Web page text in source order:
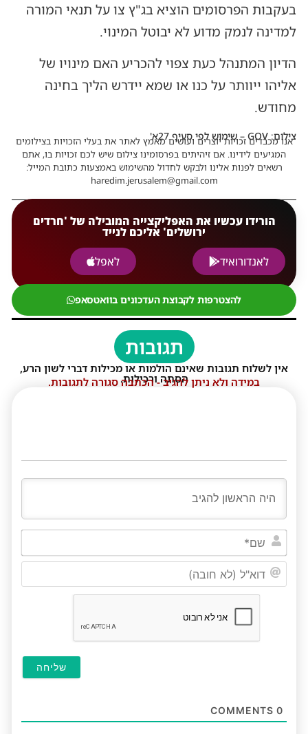
בעקבות הפרסומים הוציא בג"ץ צו על תנאי המורה
למדינה לנמק מדוע לא יבוטל המינוי.
הדיון המתנהל כעת צפוי להכריע האם מינויו של
אליהו ייוותר על כנו או שמא יידרש הליך בחינה
מחודש.
צילום: GOV – שימוש לפי סעיף 27א'
אנו מכבדים זכויות יוצרים ועושים מאמץ לאתר את בעלי הזכויות בצילומים
המגיעים לידינו. אם זיהיתים בפרסומינו צילום שיש לכם זכויות בו, אתם
רשאים לפנות אלינו ולבקש לחדול מהשימוש באמצעות כתובת המייל:
haredim.jerusalem@gmail.com
הורידו עכשיו את האפליקצייה המובילה של 'חרדים
ירושלים' אליכם לנייד
לאנדורואיד
לאפל
להצטרפות לקבוצת העדכונים בוואטסאפ
תגובות
אין לשלוח תגובות שאינם הולמות או מכילות דברי לשון הרע,
הסתה ורכילות.
במידה ולא ניתן להגיב - הכתבה סגורה לתגובות.
0